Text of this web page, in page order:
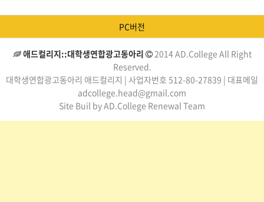
PC버전
애드컬리지::대학생연합광고동아리
2014 AD.College All Right
Reserved.
대학생연합광고동아리 애드컬리지 | 사업자번호 512-80-27839 | 대표메일
adcollege.head@gmail.com
Site Buil by AD.College Renewal Team